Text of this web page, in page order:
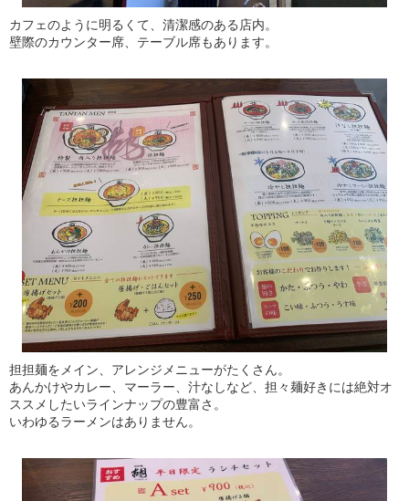
カフェのように明るくて、清潔感のある店内。
壁際のカウンター席、テーブル席もあります。
担担麺をメイン、アレンジメニューがたくさん。
あんかけやカレー、マーラー、汁なしなど、担々麺好きには絶対オ
ススメしたいラインナップの豊富さ。
いわゆるラーメンはありません。